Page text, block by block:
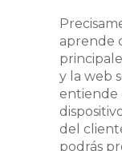
aprende
y la web
entiende
del
podrás